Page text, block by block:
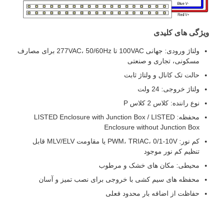
ویژگی های کلیدی
ولتاژ ورودی: جهانی 100VAC تا 277VAC، 50/60Hz برای مصارف
مسکونی، تجاری و صنعتی
حالت تک کانال و ولتاژ ثابت
ولتاژ خروجی: 24 ولت
نوع راننده: کلاس 2 کلاس P
محفظه: LISTED Enclosure with Junction Box / LISTED
Enclosure without Junction Box
کم نور: PWM، TRIAC، 0/1-10V یا مقاومت MLV/ELV قابل
تنظیم کم نور موجود
محیطی: مکان های خشک و مرطوب
محفظه های سیم کشی با خروجی برای نصب تمیز و آسان
حفاظت از اضافه بار محدود فعلی